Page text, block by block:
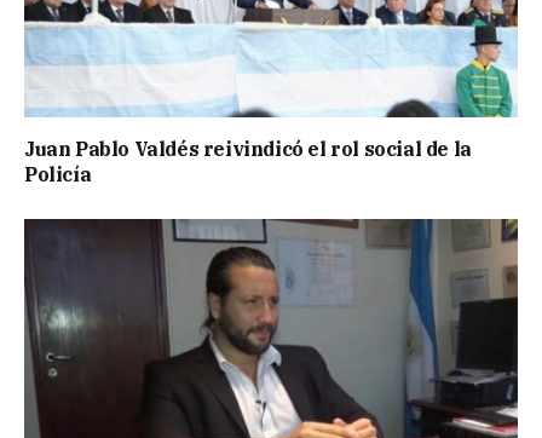
Juan Pablo Valdés reivindicó el rol social de la
Policía